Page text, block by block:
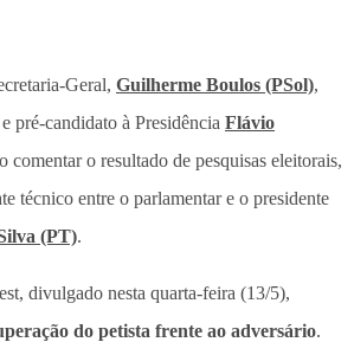
Geral, Guilherme Boulos (PSol),
pré-candidato à Presidência Flávio
comentar o resultado de pesquisas eleitorais,
técnico entre o parlamentar e o presidente
(PT).
divulgado nesta quarta-feira (13/5),
do petista frente ao adversário.